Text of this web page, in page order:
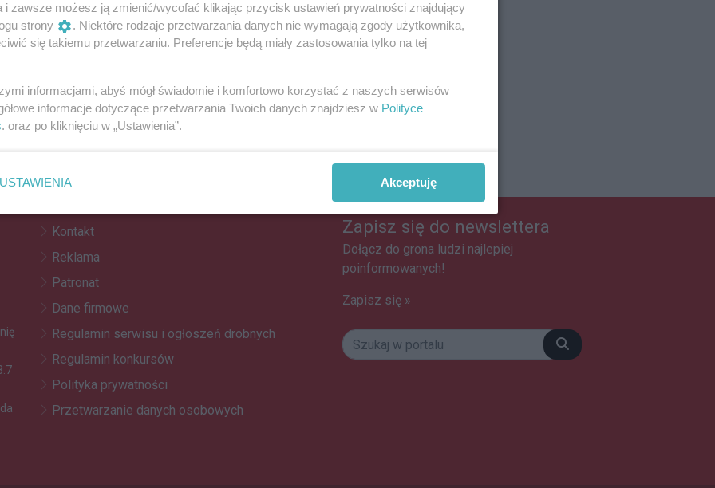
(14.10.2023)
Kontakt
Reklama
Patronat
Dane firmowe
Regulamin serwisu i ogłoszeń drobnych
Regulamin konkursów
Polityka prywatności
Przetwarzanie danych osobowych
Zapisz się do newslettera
Dołącz do grona ludzi najlepiej
poinformowanych!
Zapisz się »
Szukaj
i zawsze możesz ją zmienić/wycofać klikając przycisk ustawień prywatności znajdujący
strony
. Niektóre rodzaje przetwarzania danych nie wymagają zgody użytkownika,
się takiemu przetwarzaniu. Preferencje będą miały zastosowania tylko na tej
informacjami, abyś mógł świadomie i komfortowo korzystać z naszych serwisów
informacje dotyczące przetwarzania Twoich danych znajdziesz w Polityce
. oraz po kliknięciu w „Ustawienia”.
USTAWIENIA Akceptuję